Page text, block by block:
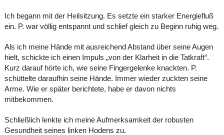
Ich begann mit der Heilsitzung. Es setzte ein starker Energiefluß
ein. P. war völlig entspannt und schlief gleich zu Beginn ruhig weg.
Als ich meine Hände mit ausreichend Abstand über seine Augen
hielt, schickte ich einen Impuls „von der Klarheit in die Tatkraft“.
Kurz darauf hörte ich, wie seine Fingergelenke knackten. P.
schüttelte daraufhin seine Hände. Immer wieder zuckten seine
Arme. Wie er später berichtete, habe er davon nichts
mitbekommen.
Schließlich lenkte ich meine Aufmerksamkeit der robusten
Gesundheit seines linken Hodens zu.